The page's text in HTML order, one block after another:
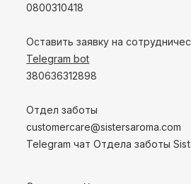
0800310418
Оставить заявку на
Telegram bot
380636312898
Отдел заботы
customercare@sistersaroma.com
Telegram чат Отдела заботы